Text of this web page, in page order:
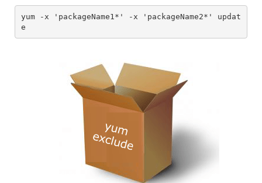
yum -x 'packageName1*' -x 'packageName2*' updat
e